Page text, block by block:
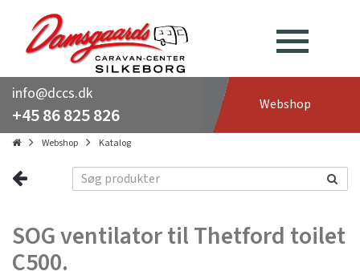
info@dccs.dk
+45 86 825 826 Webshop
Webshop Katalog
SOG ventilator til Thetford toilet
C500.